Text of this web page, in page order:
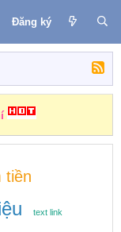
Đăng ký
tiền
text link